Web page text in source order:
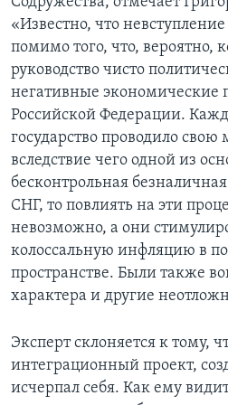
«Известно, что
помимо того, что, вероятно,
руководство чисто
негативные экономические
Российской Федерации.
государство проводило
вследствие чего одной из
бесконтрольная
СНГ, то повлиять на эти
невозможно, а они
колоссальную инфляцию в
пространстве. Были также
характера и другие
Эксперт склоняется к тому,
интеграционный проект,
исчерпал себя. Как ему